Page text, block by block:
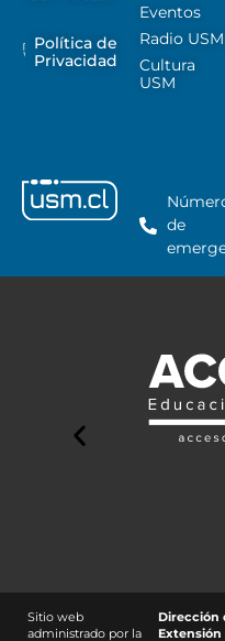
Política de
Privacidad
Eventos
Radio USM
Cultura
USM
de
Sitio web
administrado por la
Dirección
Extensión